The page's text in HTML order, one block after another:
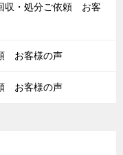
収・処分ご依頼 お客
お客様の声
お客様の声